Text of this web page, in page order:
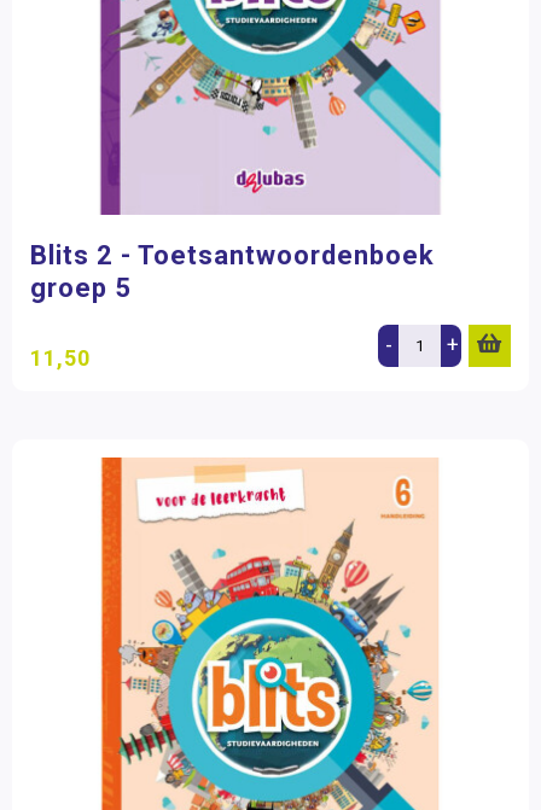
Blits 2 - Toetsantwoordenboek
groep 5
11,50 - +